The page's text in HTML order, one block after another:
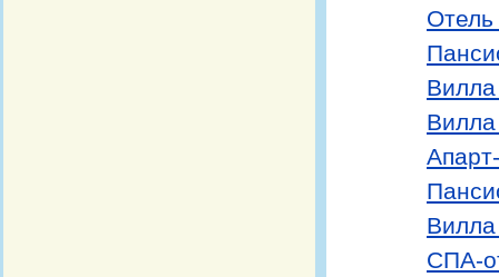
Отель
Вилла
СПА-